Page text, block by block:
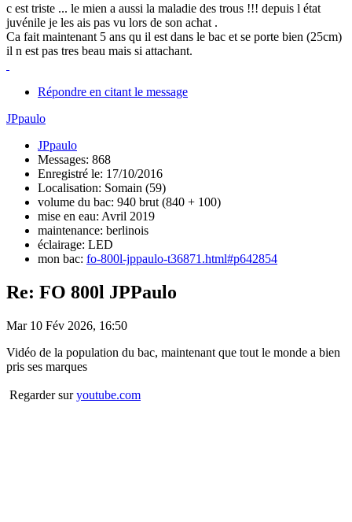
c est triste ... le mien a aussi la maladie des trous !!! depuis l état
juvénile je les ais pas vu lors de son achat .
Ca fait maintenant 5 ans qu il est dans le bac et se porte bien (25cm)
il n est pas tres beau mais si attachant.
Répondre en citant le message
JPpaulo
JPpaulo
Messages: 868
Enregistré le: 17/10/2016
Localisation: Somain (59)
volume du bac: 940 brut (840 + 100)
mise en eau: Avril 2019
maintenance: berlinois
éclairage: LED
mon bac: fo-800l-jppaulo-t36871.html#p642854
Re: FO 800l JPPaulo
Mar 10 Fév 2026, 16:50
Vidéo de la population du bac, maintenant que tout le monde a bien
pris ses marques
Regarder suryoutube.com